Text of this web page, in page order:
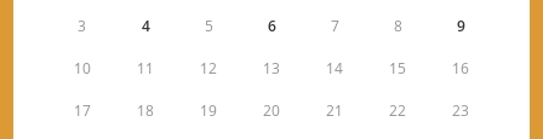
3 4 5 6 7 8 9
10 11 12 13 14 15 16
17 18 19 20 21 22 23